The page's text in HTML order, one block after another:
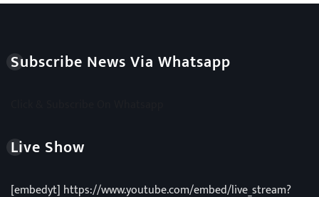
Subscribe News Via Whatsapp
Live Show
[embedyt] https://www.youtube.com/embed/live_stream?